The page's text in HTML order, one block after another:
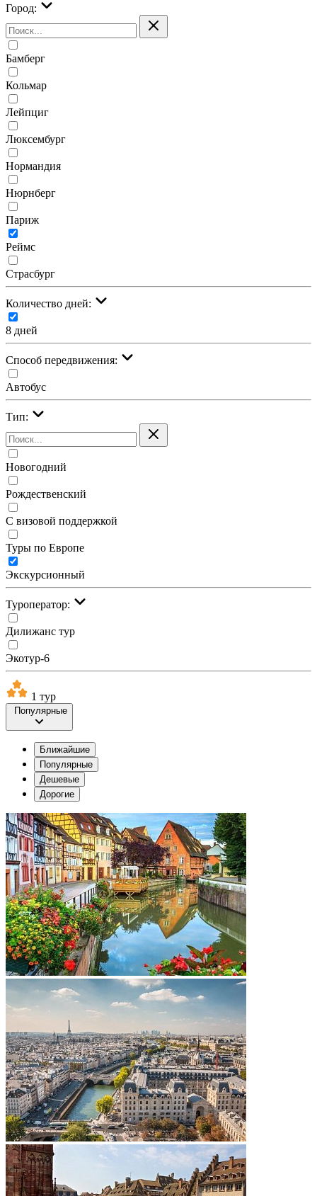
Город:
Бамберг
Кольмар
Лейпциг
Люксембург
Нормандия
Нюрнберг
Париж
Реймс
Страсбург
Количество дней:
8 дней
Cпособ передвижения:
Автобус
Тип:
Новогодний
Рождественский
С визовой поддержкой
Туры по Европе
Экскурсионный
Туроператор:
Дилижанс тур
Экотур-6
1 тур
Популярные
Ближайшие
Популярные
Дешевые
Дорогие